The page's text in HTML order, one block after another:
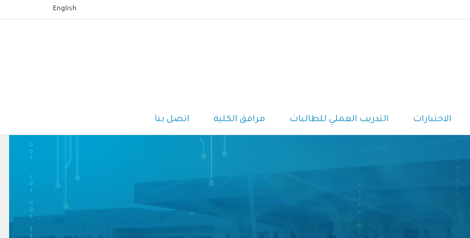
English
الاختبارات التدريب العملي للطالبات مرافق الكلية اتصل بنا